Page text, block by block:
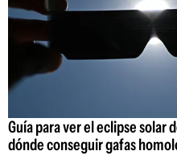
Guía para ver el eclipse solar
dónde conseguir gafas